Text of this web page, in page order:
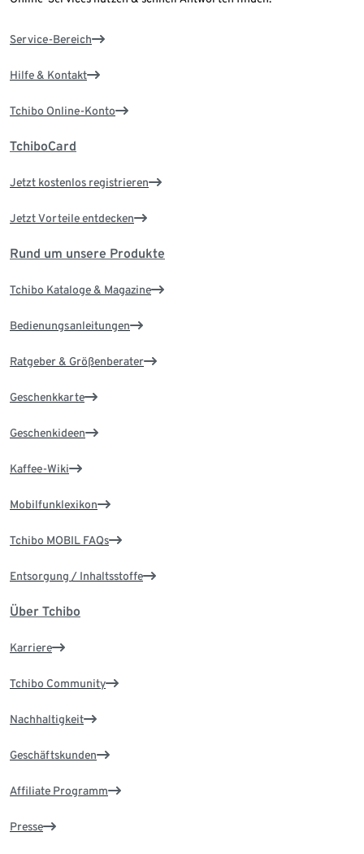
Service-Bereich
Hilfe & Kontakt
Tchibo Online-Konto
TchiboCard
Jetzt kostenlos registrieren
Jetzt Vorteile entdecken
Rund um unsere Produkte
Tchibo Kataloge & Magazine
Bedienungsanleitungen
Ratgeber & Größenberater
Geschenkkarte
Geschenkideen
Kaffee-Wiki
Mobilfunklexikon
Tchibo MOBIL FAQs
Entsorgung / Inhaltsstoffe
Über Tchibo
Karriere
Tchibo Community
Nachhaltigkeit
Geschäftskunden
Affiliate Programm
Presse